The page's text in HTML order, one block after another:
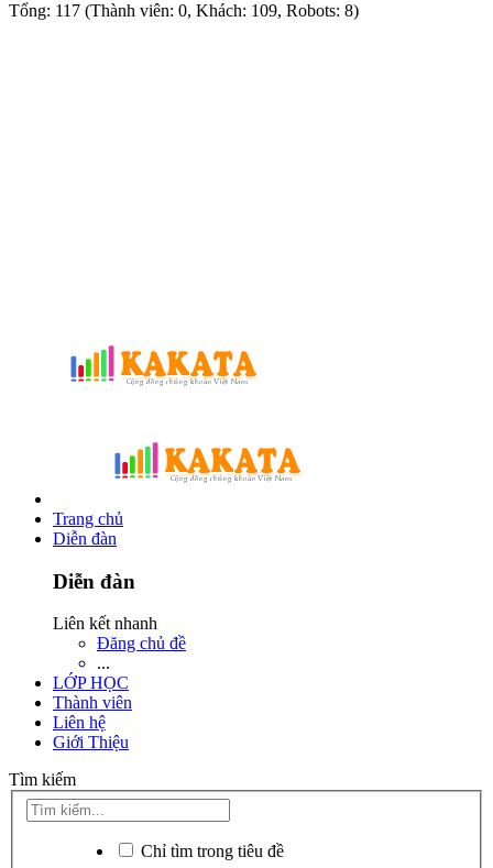
Tổng: 117 (Thành viên: 0, Khách: 109, Robots: 8)
Trang chủ
Diễn đàn
Diễn đàn
Liên kết nhanh
Đăng chủ đề
...
LỚP HỌC
Thành viên
Liên hệ
Giới Thiệu
Tìm kiếm
Chỉ tìm trong tiêu đề